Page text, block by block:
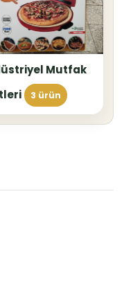
Mutfak
3 ürün